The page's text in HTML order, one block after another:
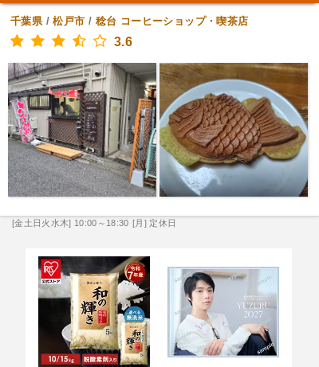
千葉県/松戸市 / 稔台 コーヒーショップ・喫茶店
3.6
[金土日火水木] 10:00～18:30 [月] 定休日